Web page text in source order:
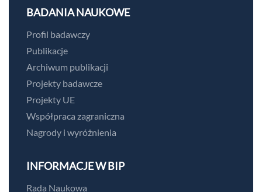
BADANIA NAUKOWE
Profil badawczy
Publikacje
Archiwum publikacji
Projekty badawcze
Projekty UE
Współpraca zagraniczna
Nagrody i wyróżnienia
INFORMACJE W BIP
Rada Naukowa